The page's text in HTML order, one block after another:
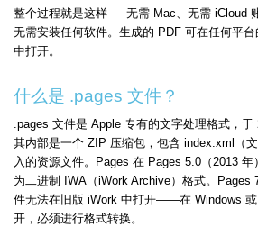
整个过程就是这样 — 无需 Mac、无需 iCloud
无需安装任何软件。生成的 PDF 可在任何平
中打开。
什么是 .pages 文件？
.pages 文件是 Apple 专有的文字处理格式，于
其内部是一个 ZIP 压缩包，包含 index.xml（
入的资源文件。Pages 在 Pages 5.0（2013
为二进制 IWA（iWork Archive）格式。Pages
件无法在旧版 iWork 中打开——在 Windows
开，必须进行格式转换。